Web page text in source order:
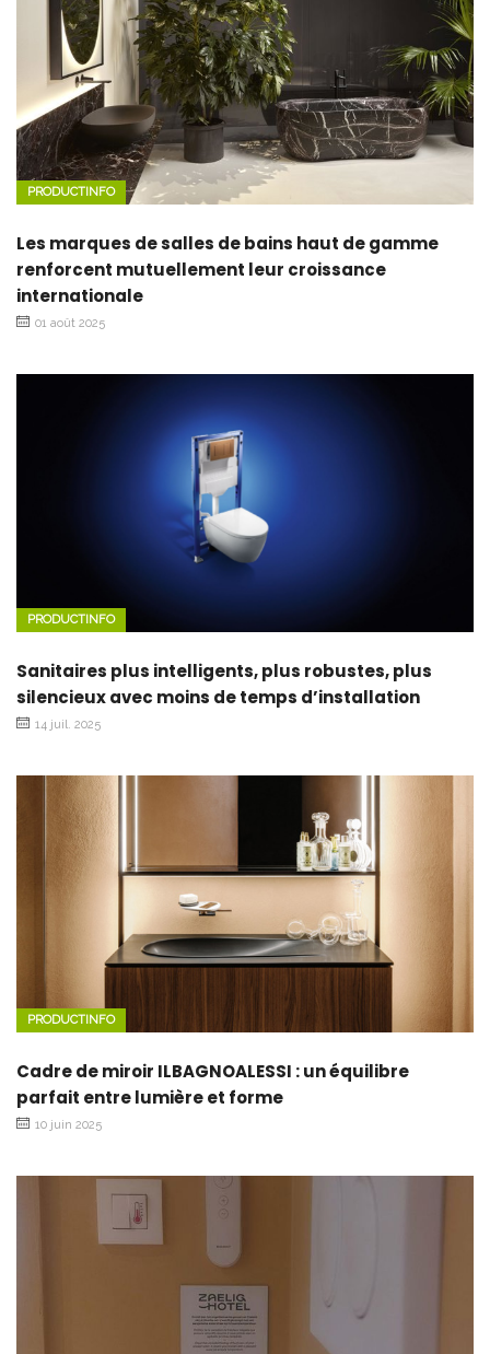
PRODUCTINFO
Les marques de salles de bains haut de gamme
renforcent mutuellement leur croissance
internationale
01 août 2025
PRODUCTINFO
Sanitaires plus intelligents, plus robustes, plus
silencieux avec moins de temps d’installation
14 juil. 2025
PRODUCTINFO
Cadre de miroir ILBAGNOALESSI : un équilibre
parfait entre lumière et forme
10 juin 2025